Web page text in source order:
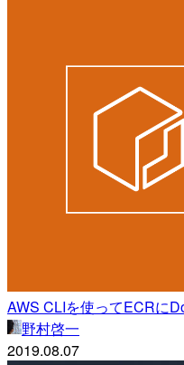
AWS CLIを使ってECRに
野村啓一
2019.08.07